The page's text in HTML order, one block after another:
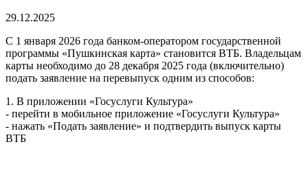
29.12.2025
С 1 января 2026 года банком-оператором государственной
программы «Пушкинская карта» становится ВТБ. Владельцам
карты необходимо до 28 декабря 2025 года (включительно)
подать заявление на перевыпуск одним из способов:
1. В приложении «Госуслуги Культура»
- перейти в мобильное приложение «Госуслуги Культура»
- нажать «Подать заявление» и подтвердить выпуск карты
ВТБ